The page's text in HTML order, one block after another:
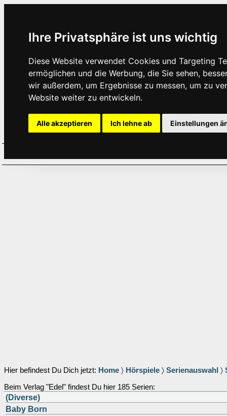
Ihre Privatsphäre ist uns wichtig
Diese Website verwendet Cookies und Targeting
ermöglichen und die Werbung, die Sie sehen,
wir außerdem, um Ergebnisse zu messen, um zu
Website weiter zu entwickeln.
Alle akzeptieren Ich lehne ab Einstellungen
Hier befindest Du Dich jetzt: Home 〉 Hörspiele 〉 Serienauswahl 〉
Beim Verlag "Edel" findest Du hier 185 Serien:
(Diverse)
Baby Born